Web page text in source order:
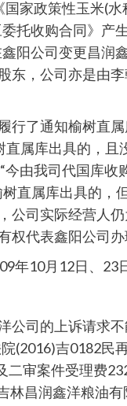
家政策性玉米(
托收购合同》产
阳公司变更昌
东，公司亦是
行了通知榆树直
属库出具的，
由我司代国库
直属库出具的
司实际经营人
代表鑫阳公司办
10月12日、23
司的上诉请求
(2016)吉0182
审案件受理费
昌润鑫洋粮油有